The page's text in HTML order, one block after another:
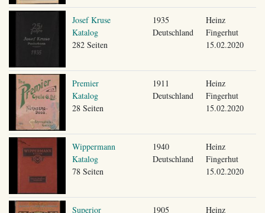
Josef Kruse
Katalog
282 Seiten
1935
Deutschland
Heinz
Fingerhut
15.02.2020
Premier
Katalog
28 Seiten
1911
Deutschland
Heinz
Fingerhut
15.02.2020
Wippermann
Katalog
78 Seiten
1940
Deutschland
Heinz
Fingerhut
15.02.2020
Superior
1905
Heinz